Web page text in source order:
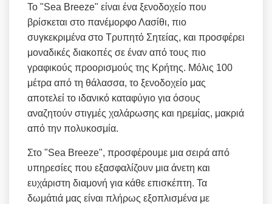
Το "Sea Breeze" είναι ένα ξενοδοχείο που
βρίσκεται στο πανέμορφο Λασίθι, πιο
συγκεκριμένα στο Τρυπητό Σητείας, και προσφέρει
μοναδικές διακοπές σε έναν από τους πιο
γραφικούς προορισμούς της Κρήτης. Μόλις 100
μέτρα από τη θάλασσα, το ξενοδοχείο μας
αποτελεί το ιδανικό καταφύγιο για όσους
αναζητούν στιγμές χαλάρωσης και ηρεμίας, μακριά
από την πολυκοσμία.
Στο "Sea Breeze", προσφέρουμε μια σειρά από
υπηρεσίες που εξασφαλίζουν μια άνετη και
ευχάριστη διαμονή για κάθε επισκέπτη. Τα
δωμάτιά μας είναι πλήρως εξοπλισμένα με